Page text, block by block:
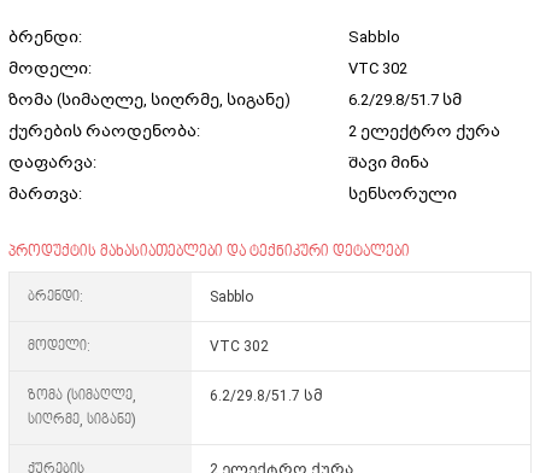
ბრენდი:
Sabblo
მოდელი:
VTC 302
ზომა (სიმაღლე, სიღრმე, სიგანე)
6.2/29.8/51.7 სმ
ქურების რაოდენობა:
2 ელექტრო ქურა
დაფარვა:
შავი მინა
მართვა:
სენსორული
პროდუქტის მახასიათებლები და ტექნიკური დეტალები
ბრენდი: Sabblo
მოდელი: VTC 302
ზომა (სიმაღლე,
სიღრმე, სიგანე)
6.2/29.8/51.7 სმ
ქურების
2 ელექტრო ქურა